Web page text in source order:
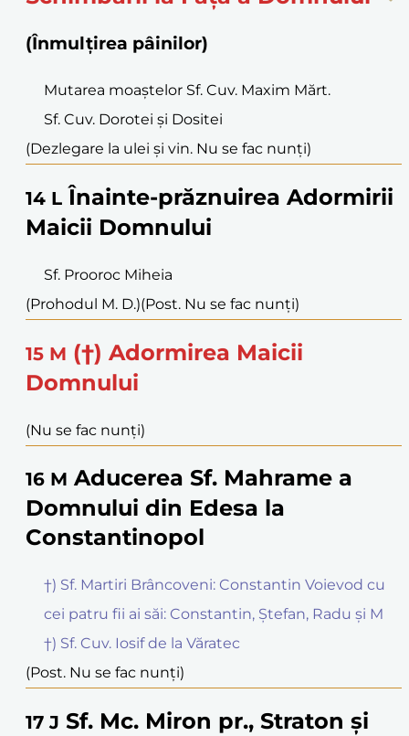
(Înmulțirea pâinilor)
Mutarea moaștelor Sf. Cuv. Maxim Mărt.
Sf. Cuv. Dorotei și Dositei
(Dezlegare la ulei și vin. Nu se fac nunți)
14 L Înainte-prăznuirea Adormirii
Maicii Domnului
Sf. Prooroc Miheia
(Prohodul M. D.)(Post. Nu se fac nunți)
15 M (†) Adormirea Maicii
Domnului
(Nu se fac nunți)
16 M Aducerea Sf. Mahrame a
Domnului din Edesa la
Constantinopol
†) Sf. Martiri Brâncoveni: Constantin Voievod cu
cei patru fii ai săi: Constantin, Ștefan, Radu și M
†) Sf. Cuv. Iosif de la Văratec
(Post. Nu se fac nunți)
17 J Sf. Mc. Miron pr., Straton și